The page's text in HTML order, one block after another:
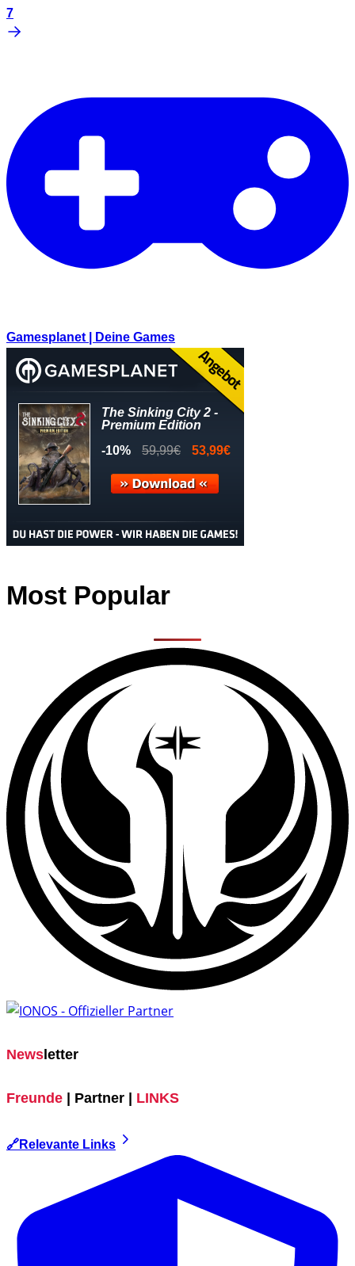
7
Gamesplanet | Deine Games
Most Popular
Newsletter
Freunde | Partner | LINKS
🔗Relevante Links